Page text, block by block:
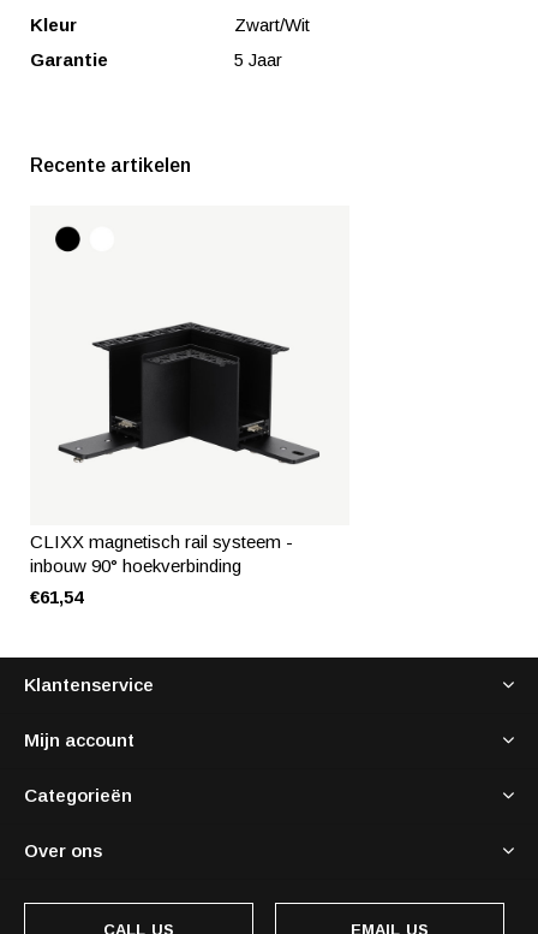
Kleur
Zwart/Wit
Garantie
5 Jaar
Recente artikelen
CLIXX magnetisch rail systeem -
inbouw 90° hoekverbinding
€61,54
Klantenservice
Mijn account
Categorieën
Over ons
CALL US EMAIL US